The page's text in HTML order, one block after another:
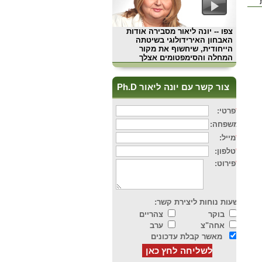
צפו -- יונה ליאור מסבירה אודות
האבחון האירידולוגי בשיטתה
הייחודית, שיחשוף את מקור
המחלה והסימפטומים אצלך
צור קשר עם יונה ליאור Ph.D